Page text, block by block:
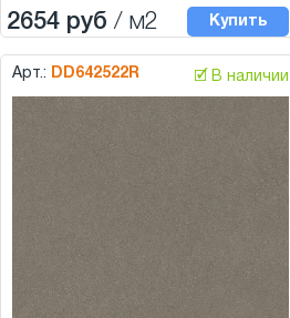
2654 руб / м2 Купить
Арт.: DD642522R 🗹 В наличии